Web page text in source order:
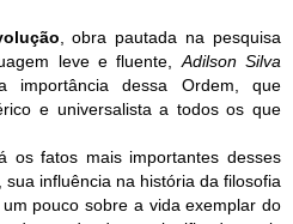
, obra pautada na pesquisa
leve e fluente, Adilson Silva
importância dessa Ordem, que
e universalista a todos os que
os fatos mais importantes desses
influência na história da filosofia
pouco sobre a vida exemplar do